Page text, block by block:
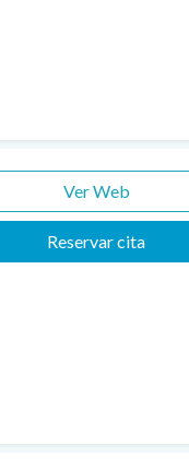
Ver Web
Reservar cita